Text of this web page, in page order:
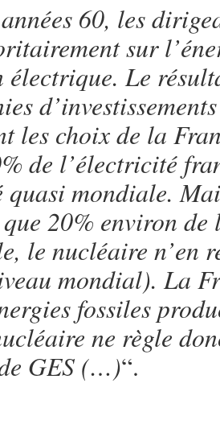
60, les
sur
Le
les choix de la
de l’électricité
mondiale.
20% environ
le nucléaire n’en
mondial). La
fossiles
ne règle
GES (…)“.